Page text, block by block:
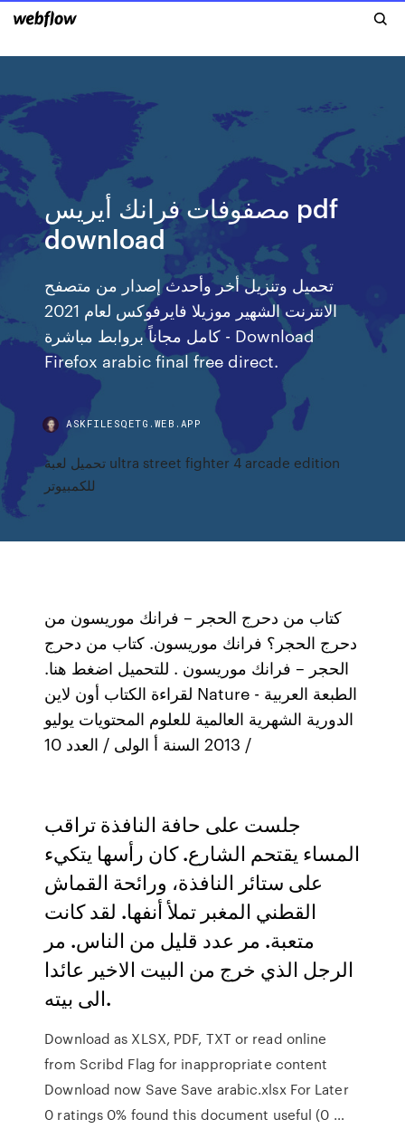
مصفوفات فرانك أيريس pdf
download
تحميل وتنزيل أخر وأحدث إصدار من متصفح
الانترنت الشهير موزيلا فايرفوكس لعام 2021
كامل مجاناً بروابط مباشرة - Download
Firefox arabic final free direct.
ASKFILESQETG.WEB.APP
تحميل لعبة ultra street fighter 4 arcade edition
للكمبيوتر
كتاب من دحرج الحجر – فرانك موريسون من
دحرج الحجر؟ فرانك موريسون. كتاب من دحرج
الحجر – فرانك موريسون . للتحميل اضغط هنا.
لقراءة الكتاب أون لاين Nature - الطبعة العربية
الدورية الشهرية العالمية للعلوم المحتويات يوليو
/ 2013 السنة أ الولى / العدد 10
جلست على حافة النافذة تراقب
المساء يقتحم الشارع. كان رأسها يتكيء
على ستائر النافذة، ورائحة القماش
القطني المغبر تملأ أنفها. لقد كانت
متعبة. مر عدد قليل من الناس. مر
الرجل الذي خرج من البيت الاخير عائدا
الى بيته.
Download as XLSX, PDF, TXT or read online
from Scribd Flag for inappropriate content
Download now Save Save arabic.xlsx For Later
0 ratings 0% found this document useful (0 …